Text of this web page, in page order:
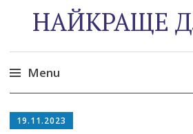
НАЙКРАЩЕ
Menu
to
19.11.2023